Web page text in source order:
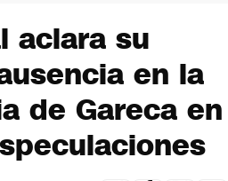
aclara su
en la
de Gareca en